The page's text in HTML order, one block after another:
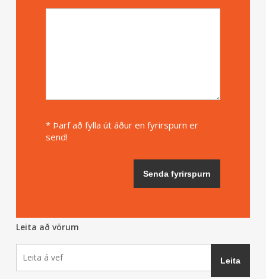
* Þarf að fylla út áður en fyrirspurn er
send!
Leita að vörum